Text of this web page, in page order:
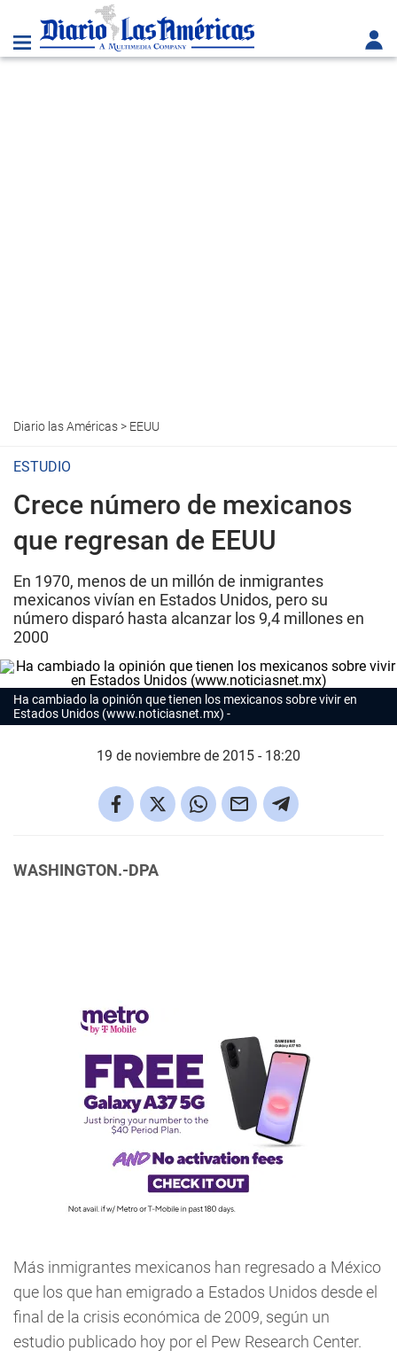
Diario las Américas> EEUU
ESTUDIO
Crece número de mexicanos
que regresan de EEUU
En 1970, menos de un millón de inmigrantes
mexicanos vivían en Estados Unidos, pero su
número disparó hasta alcanzar los 9,4 millones en
2000
Ha cambiado la opinión que tienen los mexicanos sobre vivir en
Estados Unidos (www.noticiasnet.mx)
19 de noviembre de 2015 - 18:20
WASHINGTON.-DPA
Más inmigrantes mexicanos han regresado a México
que los que han emigrado a Estados Unidos desde el
final de la crisis económica de 2009, según un
estudio publicado hoy por el Pew Research Center.